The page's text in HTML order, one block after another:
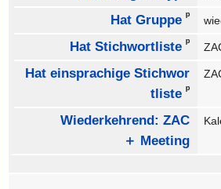
Hat Gruppe ᵖ
Hat Stichwortliste ᵖ
Hat einsprachige Stichwor
tliste ᵖ
Wiederkehrend: ZAC
＋ Meeting